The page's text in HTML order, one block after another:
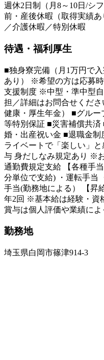
週休2日制（月8～10日/シ
前・産後休暇（取得実績あ
／介護休暇／特別休暇
待遇・福利厚生
■独身寮完備（月1万円で
あり） ※希望の方は応募
支援制度 ※中型・準中型
担／詳細はお問合せくだ
健康・厚生年金） ■グル
等特別保証 ■災害補償共
婚・出産祝い金 ■退職金
ライベートで「楽しい」
与 身だしなみ規定あり ※
通勤費規定支給 【各種手
分単位で支給) ・運転手当
手当(勤務地による） 【昇
年2回 ※基本給は経験・資
賞与は個人評価や業績によ
勤務地
埼玉県白岡市篠津914-3